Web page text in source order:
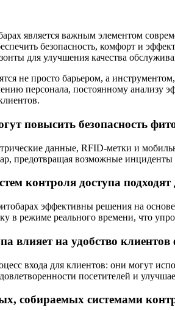
является важным элементом
безопасность, комфорт и
для улучшения качества
не просто барьером, а
персонала, постоянному
повысить безопасность
данные, RFID-метки и
предотвращая возможные
контроля доступа
эффективны решения на
в режиме реального времени, что
влияет на удобство клиентов
входа для клиентов: они могут
посетителей и
собираемых системами